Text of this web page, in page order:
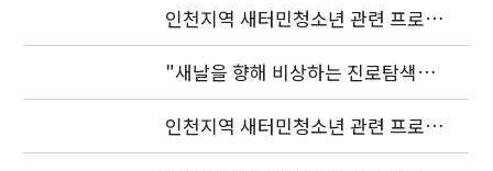
인천지역 새터민청소년 관련 프로젝
트 조정자 모집 발표
"새날을 향해 비상하는 진로탐색여
행"(장소변경)
인천지역 새터민청소년 관련 프로젝
트 조정자 모집 발표 연기